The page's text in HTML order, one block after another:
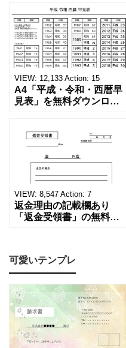
VIEW: 12,133 Action: 15
A4「平成・令和・西暦早
見表」を無料ダウンロー
る！印刷可能な一覧表！
印刷可能な平成・令和・
西暦早見表を無料ダウン
ロードでご利用いただけ
ます。 パソコンに保存し
ていただくか、A4サイズ
でコピーしてご
VIEW: 8,547 Action: 7
返金理由の記載欄あり
「返金受領書」の無料テ
め！過払い･誤入金などが
発生した際にも使える、
モノクロでシンプルな
「返金領収書」のテンプ
レートとなります。 A4縦
型サイズで用紙に印
可愛いテンプレ